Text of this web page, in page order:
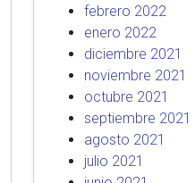
febrero 2022
enero 2022
diciembre 2021
noviembre 2021
octubre 2021
septiembre 2021
agosto 2021
julio 2021